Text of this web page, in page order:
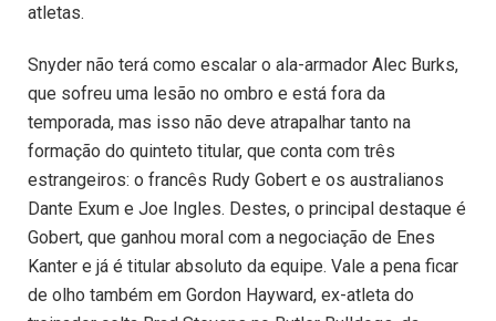
atletas.
Snyder não terá como escalar o ala-armador Alec Burks,
que sofreu uma lesão no ombro e está fora da
temporada, mas isso não deve atrapalhar tanto na
formação do quinteto titular, que conta com três
estrangeiros: o francês Rudy Gobert e os australianos
Dante Exum e Joe Ingles. Destes, o principal destaque é
Gobert, que ganhou moral com a negociação de Enes
Kanter e já é titular absoluto da equipe. Vale a pena ficar
de olho também em Gordon Hayward, ex-atleta do